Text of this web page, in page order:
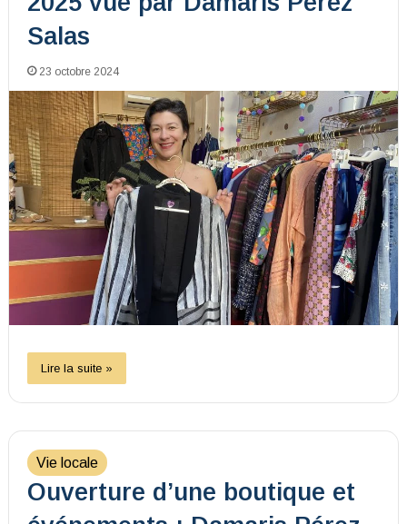
Salas
23 octobre 2024
Lire la suite »
Vie locale
Ouverture d’une boutique et